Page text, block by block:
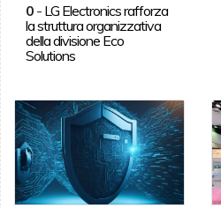
0- LG Electronics rafforza
la struttura organizzativa
della divisione Eco
Solutions